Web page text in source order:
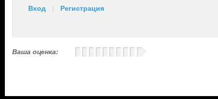
Вход | Регистрация
Ваша оценка: